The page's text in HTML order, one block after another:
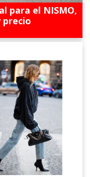
para el NISMO,
precio